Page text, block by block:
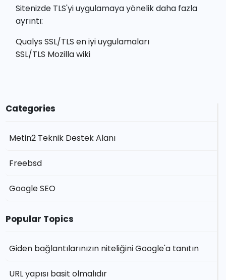
Sitenizde TLS'yi uygulamaya yönelik daha fazla
ayrıntı:
Qualys SSL/TLS en iyi uygulamaları
SSL/TLS Mozilla wiki
Categories
Metin2 Teknik Destek Alanı
Freebsd
Google SEO
Popular Topics
Giden bağlantılarınızın niteliğini Google'a tanıtın
URL yapısı basit olmalıdır